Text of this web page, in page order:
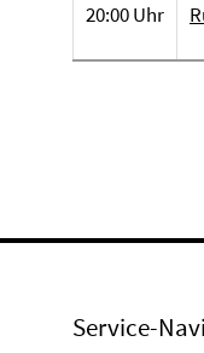
20:00 Uhr
Service-